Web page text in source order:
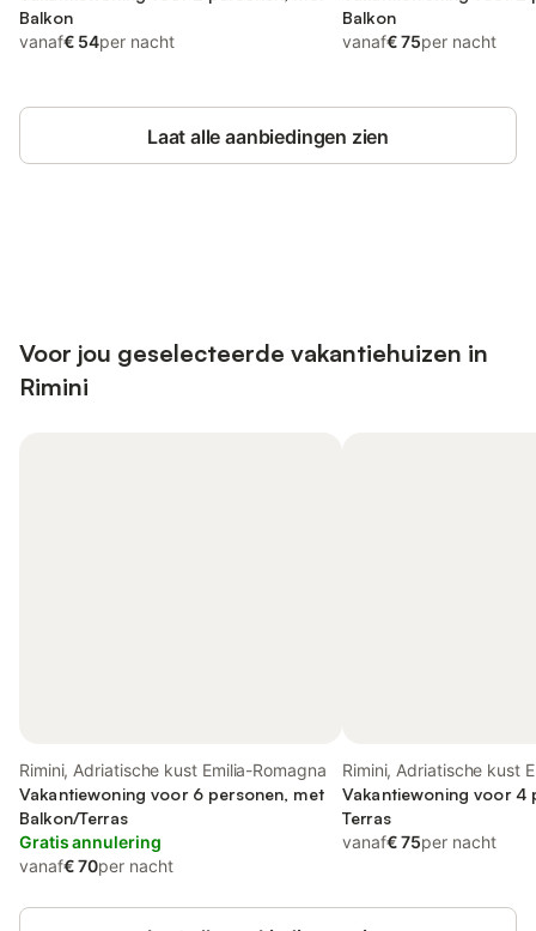
Balkon
vanaf€ 54per nacht
Balkon
vanaf€ 75per nacht
Laat alle aanbiedingen zien
Voor jou geselecteerde vakantiehuizen in
Rimini
Rimini, Adriatische kust Emilia-Romagna
Vakantiewoning voor 6 personen, met
Balkon/Terras
Gratis annulering
vanaf€ 70per nacht
Rimini, Adriatische kust
Romagna
Vakantiewoning voor 4
Terras
vanaf€ 75per nacht